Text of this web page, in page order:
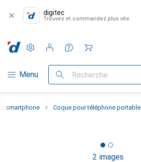
digitec
Trouvez et commandez plus vite
Navigation par catégorie
Menu Recherche
Paramètres
Compte client
Listes de comparaison
Listes d'envies
Panier
smartphone Coque pour téléphone portable
2 images